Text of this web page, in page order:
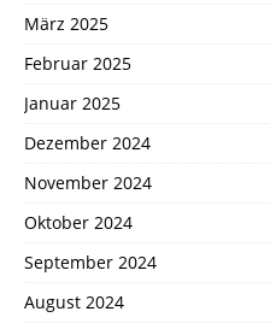
März 2025
Februar 2025
Januar 2025
Dezember 2024
November 2024
Oktober 2024
September 2024
August 2024